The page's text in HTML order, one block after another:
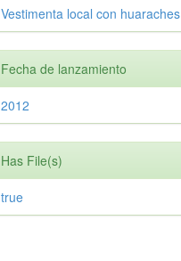
Vestimenta local con huaraches
Fecha de lanzamiento
2012
Has File(s)
true